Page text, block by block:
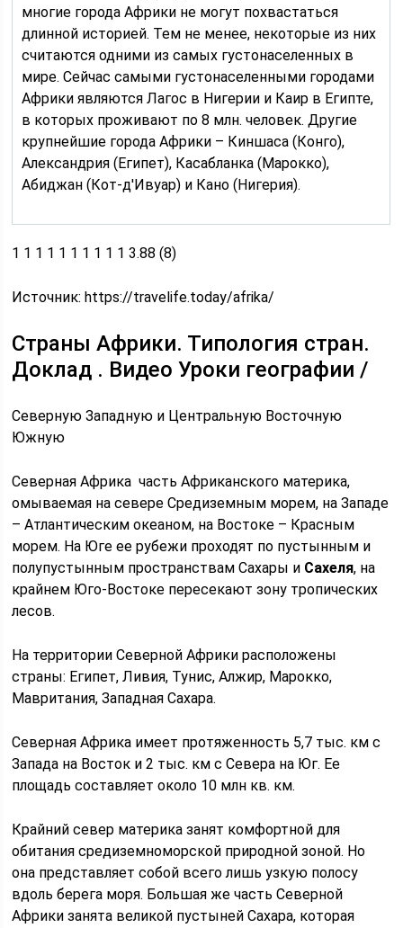
многие города Африки не могут похвастаться
длинной историей. Тем не менее, некоторые из них
считаются одними из самых густонаселенных в
мире. Сейчас самыми густонаселенными городами
Африки являются Лагос в Нигерии и Каир в Египте,
в которых проживают по 8 млн. человек. Другие
крупнейшие города Африки – Киншаса (Конго),
Александрия (Египет), Касабланка (Марокко),
Абиджан (Кот-д'Ивуар) и Кано (Нигерия).
1 1 1 1 1 1 1 1 1 1 3.88 (8)
Источник:https://travelife.today/afrika/
Страны Африки. Типология стран.
Доклад . Видео Уроки географии /
Северную Западную и Центральную Восточную
Южную
Северная Африка часть Африканского материка,
омываемая на севере Сре­диземным морем, на Западе
– Атлантическим океаном, на Востоке – Крас­ным
морем. На Юге ее рубежи проходят по пустынным и
полупустынным пространствам Сахары и Сахеля, на
крайнем Юго-Востоке пересекают зону тропических
лесов.
На территории Северной Африки расположены
страны: Египет, Ливия, Тунис, Алжир, Марокко,
Мавритания, Западная Сахара.
Северная Африка имеет протяженность 5,7 тыс. км с
Запада на Восток и 2 тыс. км с Севера на Юг. Ее
площадь составляет около 10 млн кв. км.
Крайний север материка занят комфортной для
обитания средиземноморской природной зоной. Но
она представляет собой всего лишь узкую полосу
вдоль берега моря. Большая же часть Северной
Африки занята великой пустыней Сахара, которая